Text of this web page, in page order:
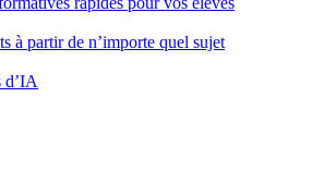
à partir de n’importe quel sujet
d’IA